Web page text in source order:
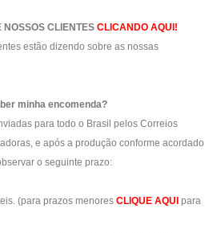
NOSSOS CLIENTES CLICANDO AQUI!
estão dizendo sobre as nossas
minha encomenda?
para todo o Brasil pelos Correios
e após a produção conforme acordado
o seguinte prazo:
(para prazos menores CLIQUE AQUI para